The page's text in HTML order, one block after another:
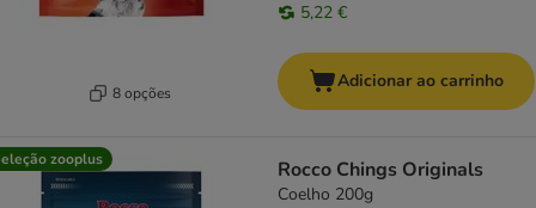
8 opções
5,22 €
Adicionar ao carrinho
zooplus Rocco Chings Originals
Coelho 200g